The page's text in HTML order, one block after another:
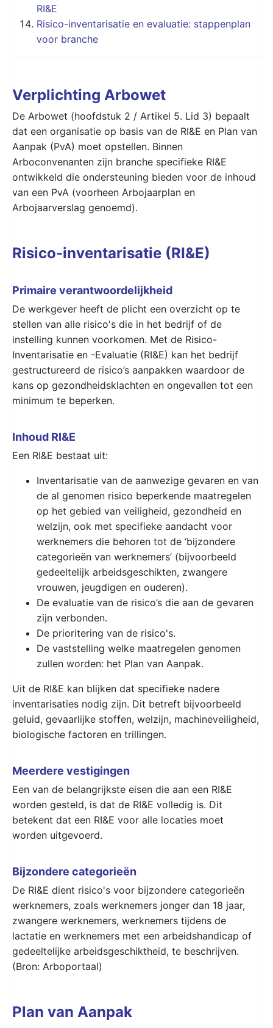
RI&E
Risico-inventarisatie en evaluatie: stappenplan
voor branche
Verplichting Arbowet
De Arbowet (hoofdstuk 2 / Artikel 5. Lid 3) bepaalt
dat een organisatie op basis van de RI&E en Plan van
Aanpak (PvA) moet opstellen. Binnen
Arboconvenanten zijn branche specifieke RI&E
ontwikkeld die ondersteuning bieden voor de inhoud
van een PvA (voorheen Arbojaarplan en
Arbojaarverslag genoemd).
Risico-inventarisatie (RI&E)
Primaire verantwoordelijkheid
De werkgever heeft de plicht een overzicht op te
stellen van alle risico's die in het bedrijf of de
instelling kunnen voorkomen. Met de Risico-
Inventarisatie en -Evaluatie (RI&E) kan het bedrijf
gestructureerd de risico’s aanpakken waardoor de
kans op gezondheidsklachten en ongevallen tot een
minimum te beperken.
Inhoud RI&E
Een RI&E bestaat uit:
Inventarisatie van de aanwezige gevaren en van
de al genomen risico­ beperkende maatregelen
op het gebied van veiligheid, gezondheid en
welzijn, ook met specifieke aandacht voor
werknemers die behoren tot de ‘bijzondere
categorieën van werknemers’ (bijvoorbeeld
gedeeltelijk arbeidsgeschikten, zwangere
vrouwen, jeugdigen en ouderen).
De evaluatie van de risico’s die aan de gevaren
zijn verbonden.
De prioritering van de risico's.
De vaststelling welke maatregelen genomen
zullen worden: het Plan van Aanpak.
Uit de RI&E kan blijken dat specifieke nadere
inventarisaties nodig zijn. Dit betreft bijvoorbeeld
geluid, gevaarlijke stoffen, welzijn, machineveiligheid,
biologische factoren en trillingen.
Meerdere vestigingen
Een van de belangrijkste eisen die aan een RI&E
worden gesteld, is dat de RI&E volledig is. Dit
betekent dat een RI&E voor alle locaties moet
worden uitgevoerd.
Bijzondere categorieën
De RI&E dient risico's voor bijzondere categorieën
werknemers, zoals werknemers jonger dan 18 jaar,
zwangere werknemers, werknemers tijdens de
lactatie en werknemers met een arbeidshandicap of
gedeeltelijke arbeidsgeschiktheid, te beschrijven.
(Bron: Arboportaal)
Plan van Aanpak